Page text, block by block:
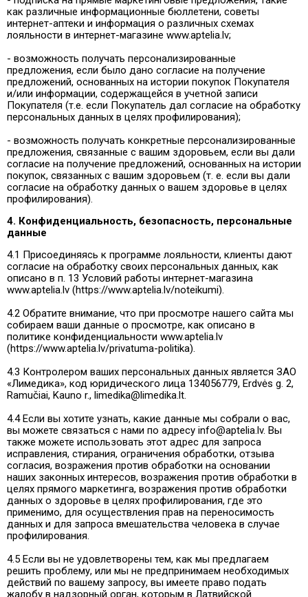
как различные информационные бюллетени, советы
интернет-аптеки и информация о различных схемах
лояльности в интернет-магазине www.aptelia.lv;
- возможность получать персонализированные
предложения, если было дано согласие на получение
предложений, основанных на истории покупок Покупателя
и/или информации, содержащейся в учетной записи
Покупателя (т.е. если Покупатель дал согласие на обработку
персональных данных в целях профилирования);
- возможность получать конкретные персонализированные
предложения, связанные с вашим здоровьем, если вы дали
согласие на получение предложений, основанных на истории
покупок, связанных с вашим здоровьем (т. е. если вы дали
согласие на обработку данных о вашем здоровье в целях
профилирования).
4. Конфиденциальность, безопасность, персональные
данные
4.1 Присоединяясь к программе лояльности, клиенты дают
согласие на обработку своих персональных данных, как
описано в п. 13 Условий работы интернет-магазина
www.aptelia.lv (https://www.aptelia.lv/noteikumi).
4.2 Обратите внимание, что при просмотре нашего сайта мы
собираем ваши данные о просмотре, как описано в
политике конфиденциальности www.aptelia.lv
(https://www.aptelia.lv/privatuma-politika).
4.3 Контролером ваших персональных данных является ЗАО
«Лимедика», код юридического лица 134056779, Erdvės g. 2,
Ramučiai, Kauno r., limedika@limedika.lt.
4.4 Если вы хотите узнать, какие данные мы собрали о вас,
вы можете связаться с нами по адресу info@aptelia.lv. Вы
также можете использовать этот адрес для запроса
исправления, стирания, ограничения обработки, отзыва
согласия, возражения против обработки на основании
наших законных интересов, возражения против обработки в
целях прямого маркетинга, возражения против обработки
данных о здоровье в целях профилирования, где это
применимо, для осуществления прав на переносимость
данных и для запроса вмешательства человека в случае
профилирования.
4.5 Если вы не удовлетворены тем, как мы предлагаем
решить проблему, или мы не предпринимаем необходимых
действий по вашему запросу, вы имеете право подать
жалобу в надзорный орган, которым в Латвийской